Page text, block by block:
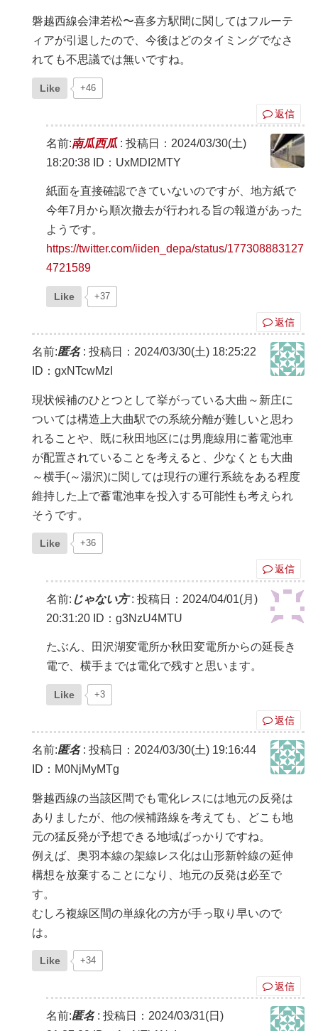
磐越西線会津若松〜喜多方駅間に関してはフルーテ
ィアが引退したので、今後はどのタイミングでなさ
れても不思議では無いですね。
Like +46
返信
名前:南瓜西瓜 : 投稿日：2024/03/30(土)
18:20:38 ID：UxMDI2MTY
紙面を直接確認できていないのですが、地方紙で
今年7月から順次撤去が行われる旨の報道があった
ようです。
https://twitter.com/iiden_depa/status/177308883127
4721589
Like +37
返信
名前:匿名: 投稿日：2024/03/30(土) 18:25:22
ID：gxNTcwMzI
現状候補のひとつとして挙がっている大曲～新庄に
ついては構造上大曲駅での系統分離が難しいと思わ
れることや、既に秋田地区には男鹿線用に蓄電池車
が配置されていることを考えると、少なくとも大曲
～横手(～湯沢)に関しては現行の運行系統をある程度
維持した上で蓄電池車を投入する可能性も考えられ
そうです。
Like +36
返信
名前: じゃない方: 投稿日：2024/04/01(月)
20:31:20 ID：g3NzU4MTU
たぶん、田沢湖変電所か秋田変電所からの延長き
電で、横手までは電化で残すと思います。
Like +3
返信
名前:匿名: 投稿日：2024/03/30(土) 19:16:44
ID：M0NjMyMTg
磐越西線の当該区間でも電化レスには地元の反発は
ありましたが、他の候補路線を考えても、どこも地
元の猛反発が予想できる地域ばっかりですね。
例えば、奥羽本線の架線レス化は山形新幹線の延伸
構想を放棄することになり、地元の反発は必至で
す。
むしろ複線区間の単線化の方が手っ取り早いので
は。
Like +34
返信
名前:匿名: 投稿日：2024/03/31(日)